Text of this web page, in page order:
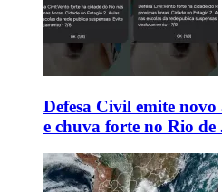
Defesa Civil emite
e chuva forte no Rio de